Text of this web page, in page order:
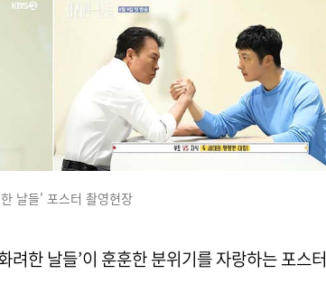
날들' 포스터 촬영현장
려한 날들’이 훈훈한 분위기를 자랑하는 포스터